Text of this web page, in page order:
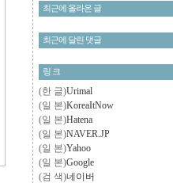
최근에 올라온 글
최근에 달린 댓글
링 크
(한 글)Urimal
(일 본)KoreaItNow
(일 본)Hatena
(일 본)NAVER.JP
(일 본)Yahoo
(일 본)Google
(검 색)네이버